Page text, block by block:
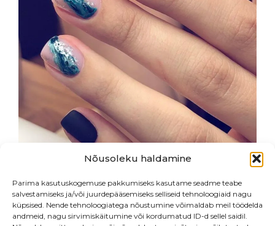
Nõusoleku haldamine
Parima kasutuskogemuse pakkumiseks kasutame seadme teabe
salvestamiseks ja/või juurdepääsemiseks selliseid tehnoloogiaid nagu
küpsised. Nende tehnoloogiatega nõustumine võimaldab meil töödelda
andmeid, nagu sirvimiskäitumine või kordumatud ID-d sellel saidil.